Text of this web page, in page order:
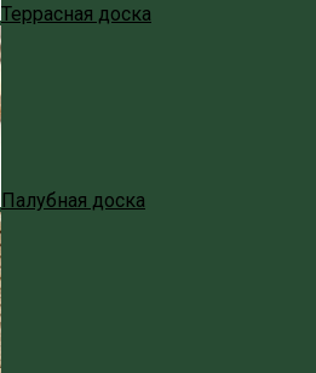
Террасная доска
Палубная доска